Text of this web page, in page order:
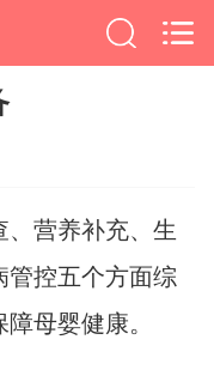
营养补充、生
管控五个方面综
母婴健康。